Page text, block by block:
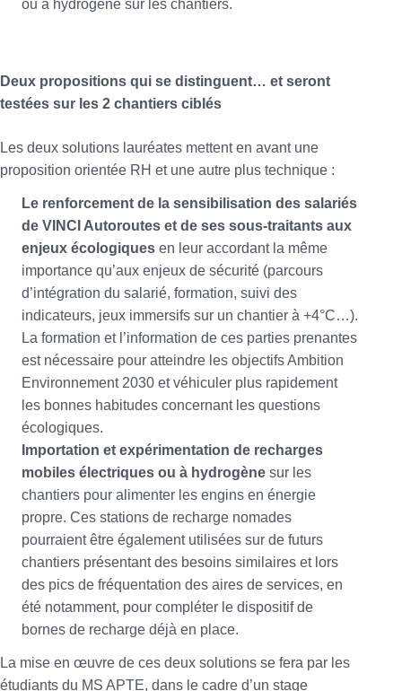
ou à hydrogène sur les chantiers.
Deux propositions qui se distinguent… et seront
testées sur les 2 chantiers ciblés
Les deux solutions lauréates mettent en avant une
proposition orientée RH et une autre plus technique :
Le renforcement de la sensibilisation des salariés
de VINCI Autoroutes et de ses sous-traitants aux
enjeux écologiques en leur accordant la même
importance qu’aux enjeux de sécurité (parcours
d’intégration du salarié, formation, suivi des
indicateurs, jeux immersifs sur un chantier à +4°C…).
La formation et l’information de ces parties prenantes
est nécessaire pour atteindre les objectifs Ambition
Environnement 2030 et véhiculer plus rapidement
les bonnes habitudes concernant les questions
écologiques.
Importation et expérimentation de recharges
mobiles électriques ou à hydrogène sur les
chantiers pour alimenter les engins en énergie
propre. Ces stations de recharge nomades
pourraient être également utilisées sur de futurs
chantiers présentant des besoins similaires et lors
des pics de fréquentation des aires de services, en
été notamment, pour compléter le dispositif de
bornes de recharge déjà en place.
La mise en œuvre de ces deux solutions se fera par les
étudiants du MS APTE, dans le cadre d’un stage